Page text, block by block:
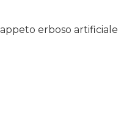
erboso artificiale